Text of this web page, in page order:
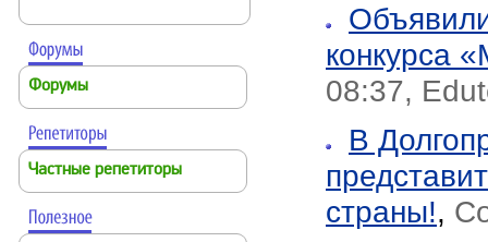
Форумы
Частные репетиторы
конкурса
08:37,
В
страны!,